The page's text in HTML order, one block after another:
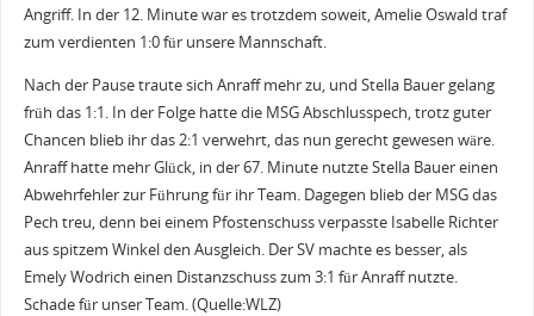
Angriff. In der 12. Minute war es trotzdem soweit, Amelie Oswald traf
zum verdienten 1:0 für unsere Mannschaft.
Nach der Pause traute sich Anraff mehr zu, und Stella Bauer gelang
früh das 1:1. In der Folge hatte die MSG Abschlusspech, trotz guter
Chancen blieb ihr das 2:1 verwehrt, das nun gerecht gewesen wäre.
Anraff hatte mehr Glück, in der 67. Minute nutzte Stella Bauer einen
Abwehrfehler zur Führung für ihr Team. Dagegen blieb der MSG das
Pech treu, denn bei einem Pfostenschuss verpasste Isabelle Richter
aus spitzem Winkel den Ausgleich. Der SV machte es besser, als
Emely Wodrich einen Distanzschuss zum 3:1 für Anraff nutzte.
Schade für unser Team. (Quelle:WLZ)